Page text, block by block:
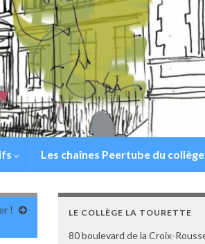
Les chaînes Peertube du collège
! LE COLLÈGE LA TOURETTE
80 boulevard de la Croix-